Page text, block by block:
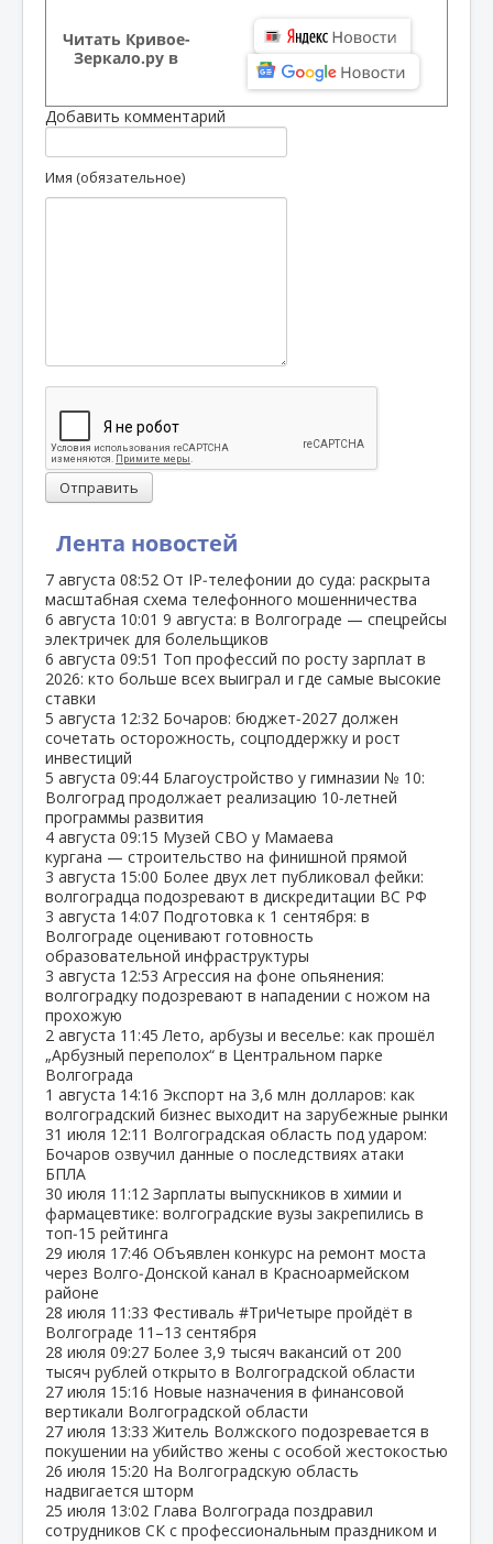
Лента новостей
7 августа 08:52 От IP‑телефонии до суда: раскрыта
масштабная схема телефонного мошенничества
6 августа 10:01 9 августа: в Волгограде — спецрейсы
электричек для болельщиков
6 августа 09:51 Топ профессий по росту зарплат в
2026: кто больше всех выиграл и где самые высокие
ставки
5 августа 12:32 Бочаров: бюджет‑2027 должен
сочетать осторожность, соцподдержку и рост
инвестиций
5 августа 09:44 Благоустройство у гимназии № 10:
Волгоград продолжает реализацию 10‑летней
программы развития
4 августа 09:15 Музей СВО у Мамаева
кургана — строительство на финишной прямой
3 августа 15:00 Более двух лет публиковал фейки:
волгоградца подозревают в дискредитации ВС РФ
3 августа 14:07 Подготовка к 1 сентября: в
Волгограде оценивают готовность
образовательной инфраструктуры
3 августа 12:53 Агрессия на фоне опьянения:
волгоградку подозревают в нападении с ножом на
прохожую
2 августа 11:45 Лето, арбузы и веселье: как прошёл
„Арбузный переполох“ в Центральном парке
Волгограда
1 августа 14:16 Экспорт на 3,6 млн долларов: как
волгоградский бизнес выходит на зарубежные рынки
31 июля 12:11 Волгоградская область под ударом:
Бочаров озвучил данные о последствиях атаки
БПЛА
30 июля 11:12 Зарплаты выпускников в химии и
фармацевтике: волгоградские вузы закрепились в
топ‑15 рейтинга
29 июля 17:46 Объявлен конкурс на ремонт моста
через Волго‑Донской канал в Красноармейском
районе
28 июля 11:33 Фестиваль #ТриЧетыре пройдёт в
Волгограде 11–13 сентября
28 июля 09:27 Более 3,9 тысяч вакансий от 200
тысяч рублей открыто в Волгоградской области
27 июля 15:16 Новые назначения в финансовой
вертикали Волгоградской области
27 июля 13:33 Житель Волжского подозревается в
покушении на убийство жены с особой жестокостью
26 июля 15:20 На Волгоградскую область
надвигается шторм
25 июля 13:02 Глава Волгограда поздравил
сотрудников СК с профессиональным праздником и
Читать Кривое-
Зеркало.ру в
Добавить комментарий
Имя (обязательное)
Отправить